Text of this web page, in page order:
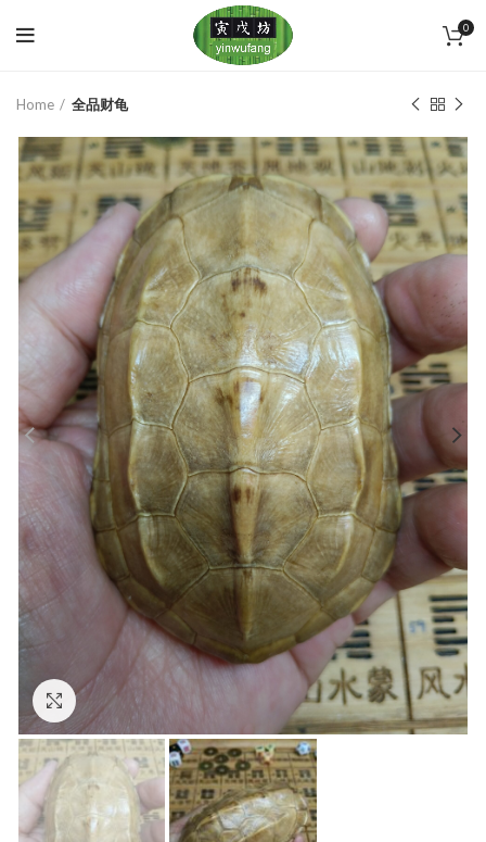
0
Home 全品财龟
Click to enlarge